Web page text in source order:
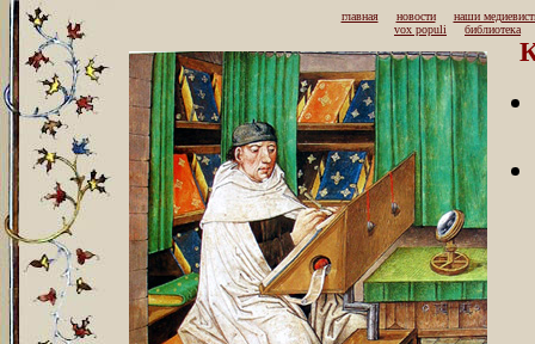
главная новости
наши
vox populi
библиотека